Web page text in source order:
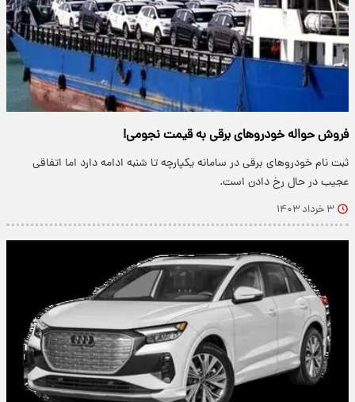
فروش حواله خودروهای برقی به قیمت نجومی!
ثبت نام خودروهای برقی در سامانه یکپارچه تا شنبه ادامه دارد اما اتفاقی
عجیب در حال رخ دادن است.
۳ خرداد ۱۴۰۳